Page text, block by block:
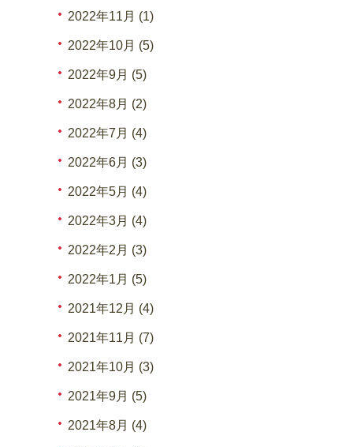
2022年11月 (1)
2022年10月 (5)
2022年9月 (5)
2022年8月 (2)
2022年7月 (4)
2022年6月 (3)
2022年5月 (4)
2022年3月 (4)
2022年2月 (3)
2022年1月 (5)
2021年12月 (4)
2021年11月 (7)
2021年10月 (3)
2021年9月 (5)
2021年8月 (4)